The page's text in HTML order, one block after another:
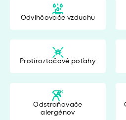
Odvlhčovače vzduchu
Protiroztočové poťahy
Odstraňovače
alergénov